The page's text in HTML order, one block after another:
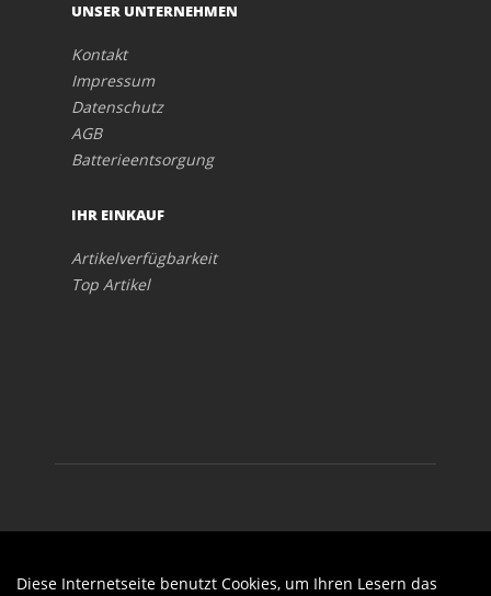
UNSER UNTERNEHMEN
Kontakt
Impressum
Datenschutz
AGB
Batterieentsorgung
IHR EINKAUF
Artikelverfügbarkeit
Top Artikel
Diese Internetseite benutzt Cookies, um Ihren Lesern das
Auftrag widerrufen